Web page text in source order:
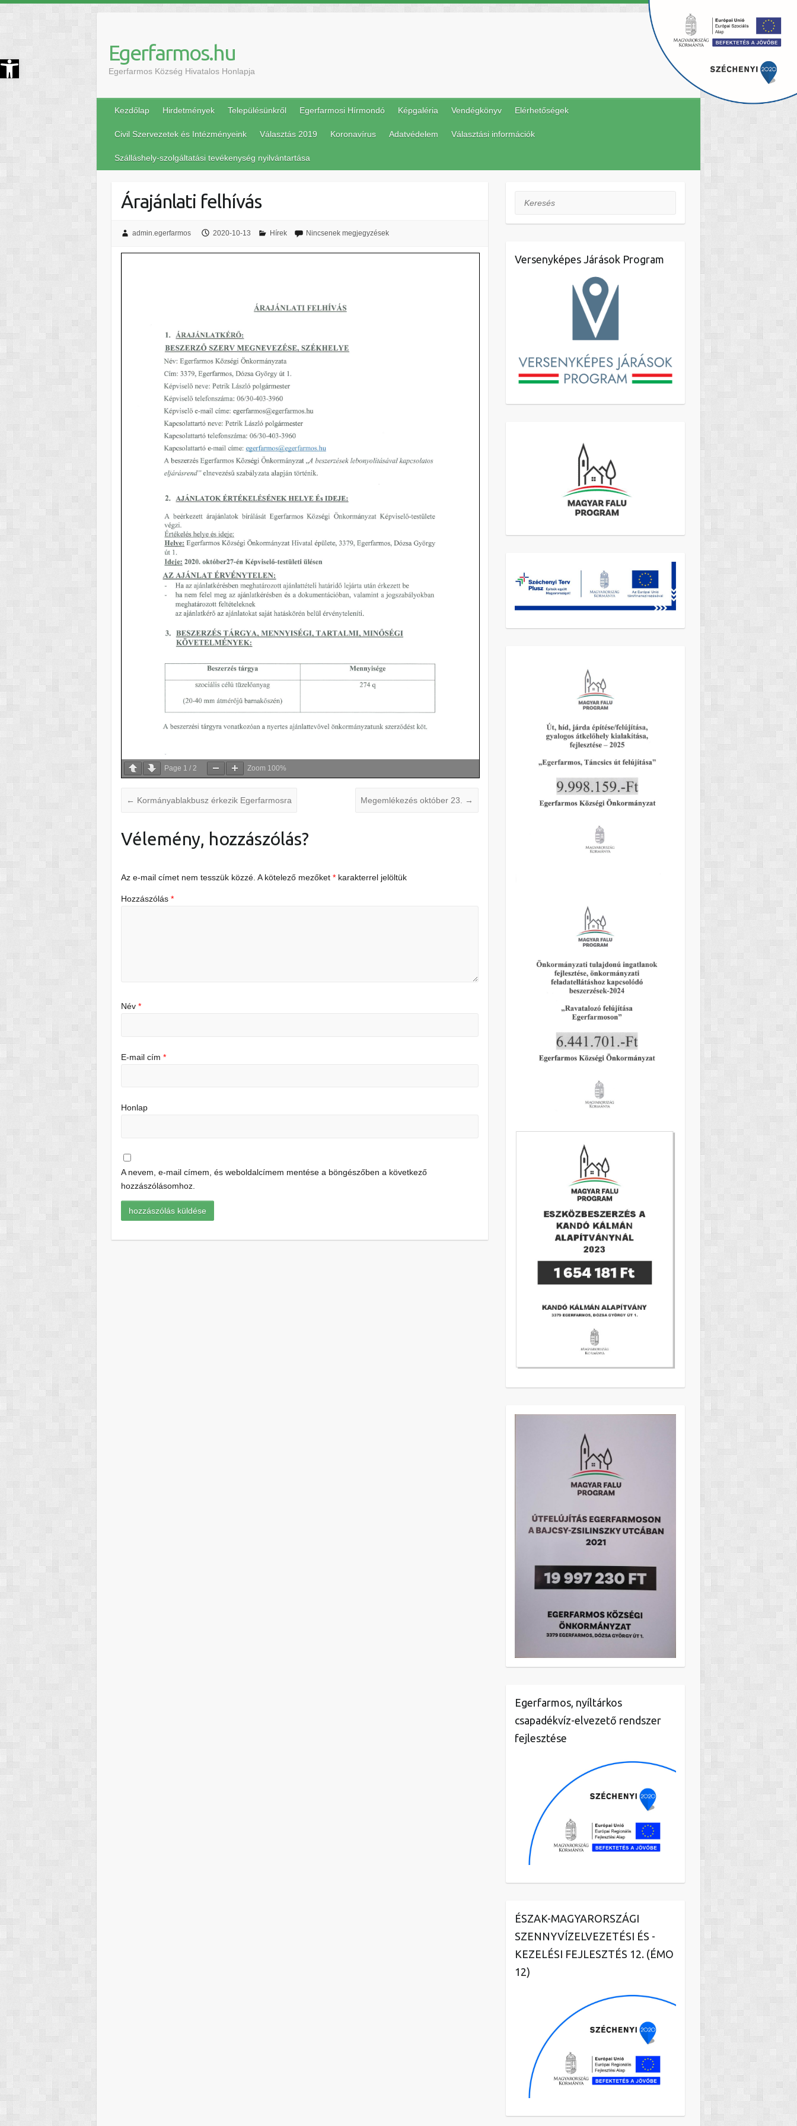
Eszköztár megnyitása Egerfarmos.hu
Egerfarmos Község Hivatalos Honlapja
Kezdőlap Hirdetmények Településünkről Egerfarmosi Hírmondó Képgaléria Vendégkönyv Elérhetőségek
Civil Szervezetek és Intézményeink Választás 2019 Koronavírus Adatvédelem Választási információk
Szálláshely-szolgáltatási tevékenység nyilvántartása
Árajánlati felhívás
admin.egerfarmos 2020-10-13 Hírek Nincsenek megjegyzések
Page 1 / 2 Zoom 100%
← Kormányablakbusz érkezik Egerfarmosra Megemlékezés október 23. →
Vélemény, hozzászólás?
Az e-mail címet nem tesszük közzé. A kötelező mezőket* karakterrel jelöltük
Hozzászólás*
Név*
E-mail cím*
Honlap
A nevem, e-mail címem, és weboldalcímem mentése a böngészőben a következő
hozzászólásomhoz.
Keresés
Versenyképes Járások Program
Egerfarmos, nyíltárkos
csapadékvíz-elvezető rendszer
fejlesztése
ÉSZAK-MAGYARORSZÁGI
SZENNYVÍZELVEZETÉSI ÉS -
KEZELÉSI FEJLESZTÉS 12. (ÉMO
12)